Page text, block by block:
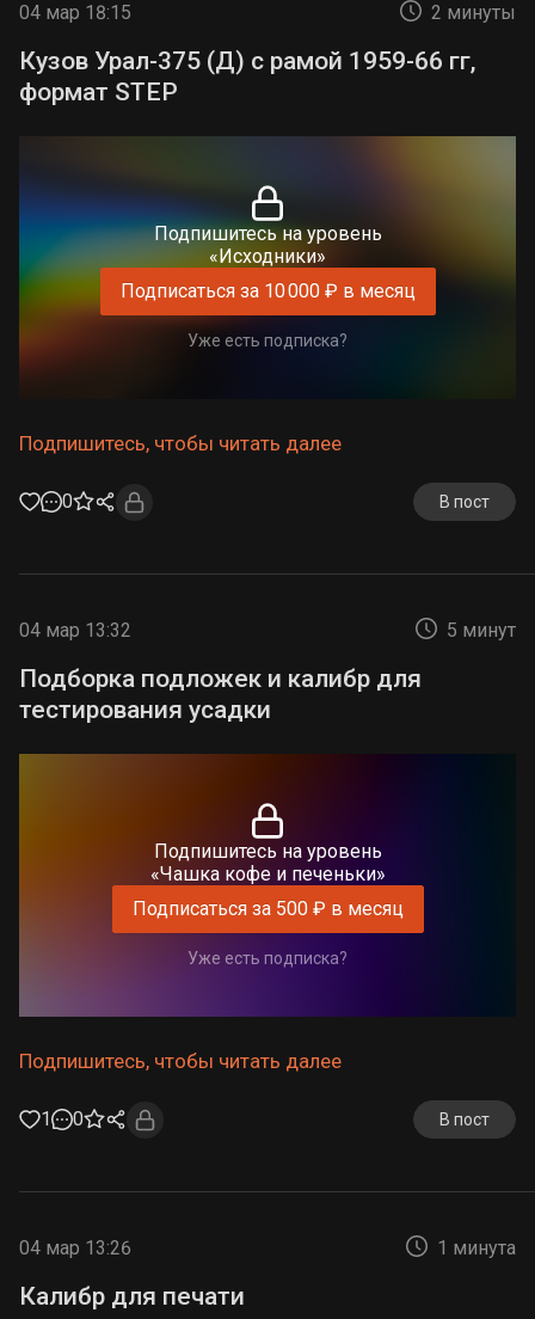
04 мар 18:15 2 минуты
Кузов Урал-375 (Д) с рамой 1959-66 гг,
формат STEP
Подпишитесь на уровень
«Исходники»
Подписаться за 10 000 ₽ в месяц
Уже есть подписка?
Подпишитесь, чтобы читать далее
0 В пост
04 мар 13:32 5 минут
Подборка подложек и калибр для
тестирования усадки
Подпишитесь на уровень
«Чашка кофе и печеньки»
Подписаться за 500 ₽ в месяц
Уже есть подписка?
Подпишитесь, чтобы читать далее
1 0 В пост
04 мар 13:26 1 минута
Калибр для печати